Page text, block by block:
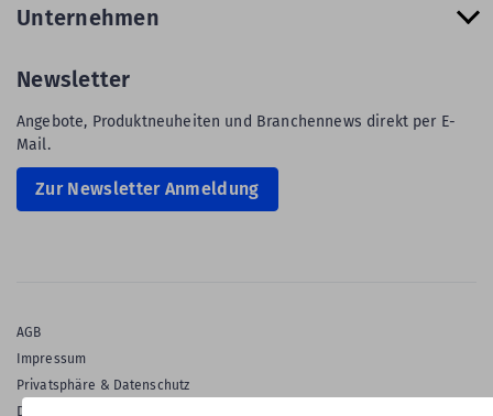
Unternehmen
Newsletter
Angebote, Produktneuheiten und Branchennews direkt per E-
Mail.
Zur Newsletter Anmeldung
AGB
Impressum
Privatsphäre & Datenschutz
Datenschutz-Einstellungen